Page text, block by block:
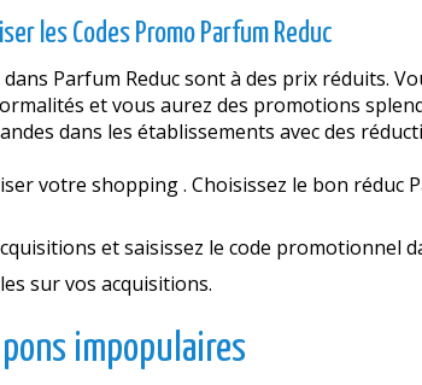
les Codes Promo Parfum Reduc
Parfum Reduc sont à des prix réduits.
et vous aurez des promotions
dans les établissements avec des
votre shopping . Choisissez le bon réduc
et saisissez le code promotionnel
sur vos acquisitions.
impopulaires